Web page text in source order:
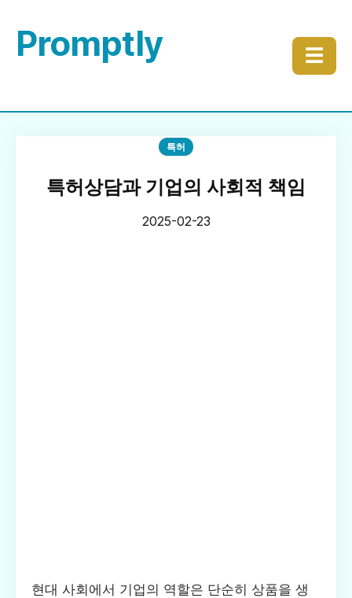
Promptly ☰
특허
특허상담과 기업의 사회적 책임
2025-02-23
현대 사회에서 기업의 역할은 단순히 상품을 생